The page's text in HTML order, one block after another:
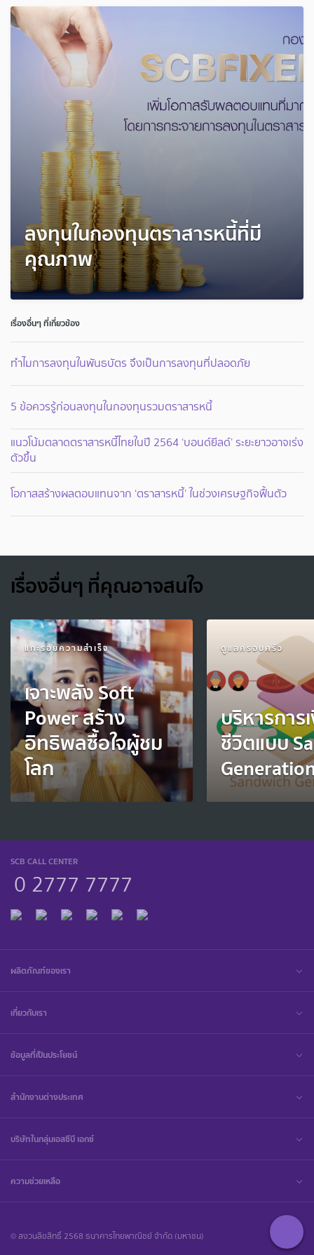
ลงทุนในกองทุนตราสารหนี้ที่มี
คุณภาพ
เรื่องอื่นๆ ที่เกี่ยวข้อง
ทำไมการลงทุนในพันธบัตร จึงเป็นการลงทุนที่ปลอดภัย
5 ข้อควรรู้ก่อนลงทุนในกองทุนรวมตราสารหนี้
แนวโน้มตลาดตราสารหนี้ไทยในปี 2564 ‘บอนด์ยีลด์’ ระยะยาวอาจเร่ง
ตัวขึ้น
โอกาสสร้างผลตอบแทนจาก ‘ตราสารหนี้’ ในช่วงเศรษฐกิจฟื้นตัว
เรื่องอื่นๆ ที่คุณอาจสนใจ
แกะรอยความสำเร็จ
เจาะพลัง Soft
Power สร้าง
อิทธิพลซื้อใจผู้ชม
โลก
ดูแลครอบครัว
บริหารการ
ชีวิตแบบ
SCB CALL CENTER
0 2777 7777
ผลิตภัณฑ์ของเรา
เกี่ยวกับเรา
ข้อมูลที่เป็นประโยชน์
สำนักงานต่างประเทศ
บริษัทในกลุ่มเอสซีบี เอกซ์
ความช่วยเหลือ
© สงวนลิขสิทธิ์ 2568 ธนาคารไทยพาณิชย์ จำกัด (มหาชน)